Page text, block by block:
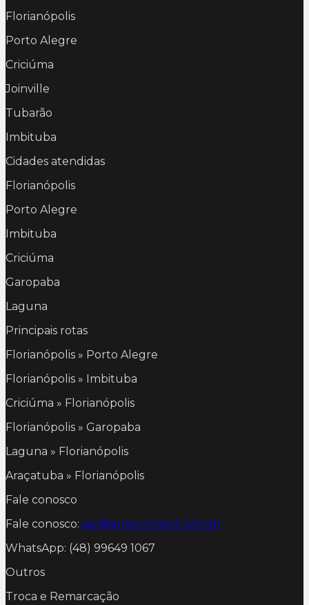
Florianópolis
Porto Alegre
Criciúma
Joinville
Tubarão
Imbituba
Cidades atendidas
Florianópolis
Porto Alegre
Imbituba
Criciúma
Garopaba
Laguna
Principais rotas
Florianópolis » Porto Alegre
Florianópolis » Imbituba
Criciúma » Florianópolis
Florianópolis » Garopaba
Laguna » Florianópolis
Araçatuba » Florianópolis
Fale conosco
Fale conosco: sac@anjoconnect.com.br
WhatsApp: (48) 99649 1067
Outros
Troca e Remarcação